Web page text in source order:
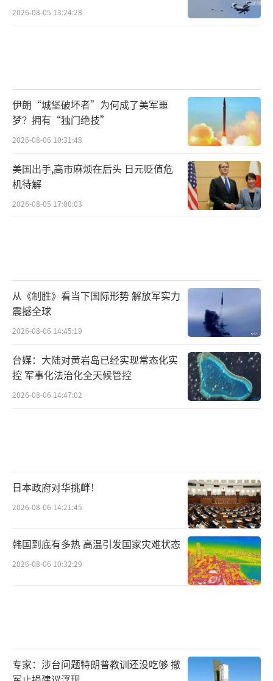
2026-08-05 13:24:28
伊朗“城堡破坏者”为何成了美军噩
梦？拥有“独门绝技”
2026-08-06 10:31:48
美国出手,高市麻烦在后头 日元贬值危
机待解
2026-08-05 17:00:03
从《制胜》看当下国际形势 解放军实力
震撼全球
2026-08-06 14:45:19
台媒：大陆对黄岩岛已经实现常态化实
控 军事化法治化全天候管控
2026-08-06 14:47:02
日本政府对华挑衅！
2026-08-06 14:21:45
韩国到底有多热 高温引发国家灾难状态
2026-08-06 10:32:29
专家：涉台问题特朗普教训还没吃够 撤